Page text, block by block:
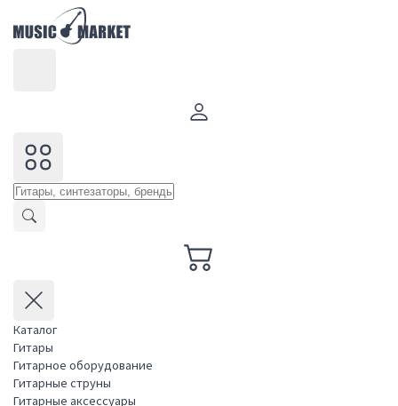
Каталог
Гитары
Гитарное оборудование
Гитарные струны
Гитарные аксессуары